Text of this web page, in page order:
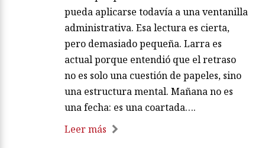
pueda aplicarse todavía a una ventanilla
administrativa. Esa lectura es cierta,
pero demasiado pequeña. Larra es
actual porque entendió que el retraso
no es solo una cuestión de papeles, sino
una estructura mental. Mañana no es
una fecha: es una coartada….
Leer más